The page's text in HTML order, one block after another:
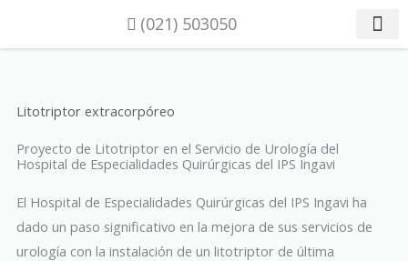
(021) 503050
Litotriptor extracorpóreo
Proyecto de Litotriptor en el Servicio de Urología del
Hospital de Especialidades Quirúrgicas del IPS Ingavi
El Hospital de Especialidades Quirúrgicas del IPS Ingavi ha
dado un paso significativo en la mejora de sus servicios de
urología con la instalación de un litotriptor de última